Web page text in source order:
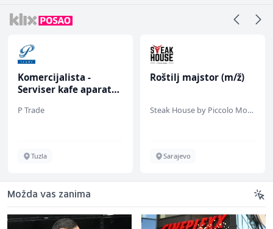
Komercijalista -
Serviser kafe aparata
P Trade
Tuzla
Roštilj majstor (m/ž)
Steak House by Piccolo Mondo
Sarajevo
Možda vas zanima